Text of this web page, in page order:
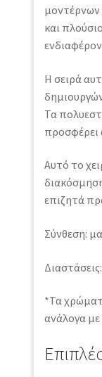
μοντέρνων
και
Η σειρά
Τα
προσφέρει
Αυτό το
επιζητά
Σύνθεση:
*Τα
ανάλογα με